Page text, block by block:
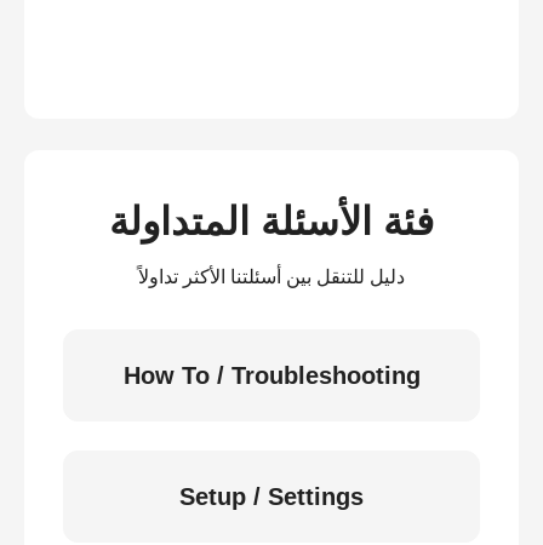
فئة الأسئلة المتداولة
دليل للتنقل بين أسئلتنا الأكثر تداولاً
How To / Troubleshooting
Setup / Settings